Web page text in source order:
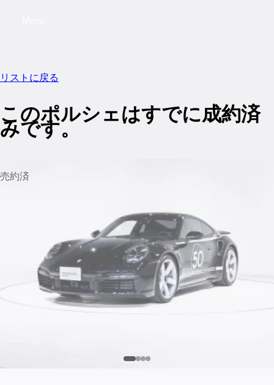
リストに戻る
このポルシェはすでに成約済
みです。
売約済